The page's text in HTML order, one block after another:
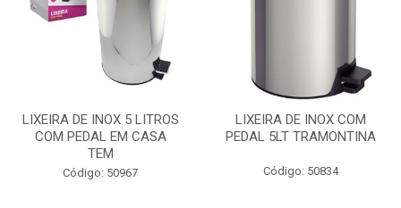
LIXEIRA DE INOX 5 LITROS
COM PEDAL EM CASA
TEM
Código: 50967
LIXEIRA DE INOX COM
PEDAL 5LT TRAMONTINA
Código: 50834